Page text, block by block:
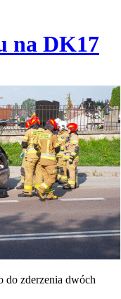
na DK17
do zderzenia dwóch